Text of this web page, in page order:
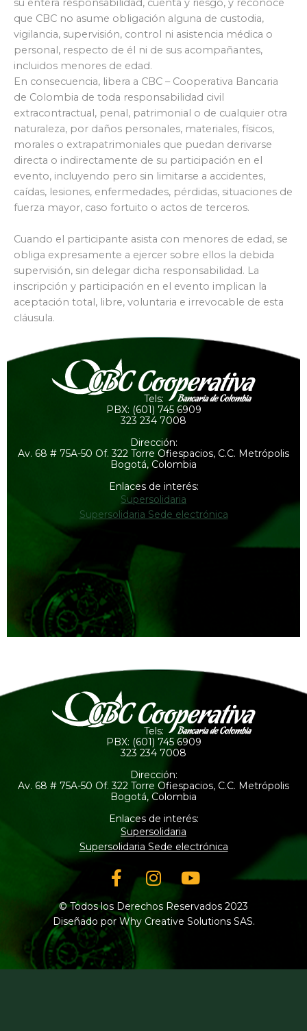
su entera responsabilidad, cuenta y riesgo, y reconoce
que CBC no asume obligación alguna de custodia,
vigilancia, supervisión, control ni asistencia médica o
personal, respecto de él ni de sus acompañantes,
incluidos menores de edad.
En consecuencia, libera a CBC – Cooperativa Bancaria
de Colombia de toda responsabilidad civil
extracontractual, penal, patrimonial o de cualquier otra
naturaleza, por daños personales, materiales, físicos,
morales o extrapatrimoniales que puedan derivarse
directa o indirectamente de su participación en el
evento, incluyendo pero sin limitarse a accidentes,
caídas, lesiones, enfermedades, pérdidas, situaciones de
fuerza mayor, caso fortuito o actos de terceros.
Cuando el participante asista con menores de edad, se
obliga expresamente a ejercer sobre ellos la debida
supervisión, sin delegar dicha responsabilidad. La
inscripción y participación en el evento implican la
aceptación total, libre, voluntaria e irrevocable de esta
cláusula.
Tels:
PBX: (601) 745 6909
323 234 7008
Dirección:
Av. 68 # 75A-50 Of. 322 Torre Ofiespacios, C.C. Metrópolis
Bogotá, Colombia
Enlaces de interés:
Supersolidaria
Supersolidaria Sede electrónica
Tels:
PBX: (601) 745 6909
323 234 7008
Dirección:
Av. 68 # 75A-50 Of. 322 Torre Ofiespacios, C.C. Metrópolis
Bogotá, Colombia
Enlaces de interés:
Supersolidaria
Supersolidaria Sede electrónica
Facebook-
f
Instagram
Youtube
© Todos los Derechos Reservados 2023
Diseñado por Why Creative Solutions SAS.